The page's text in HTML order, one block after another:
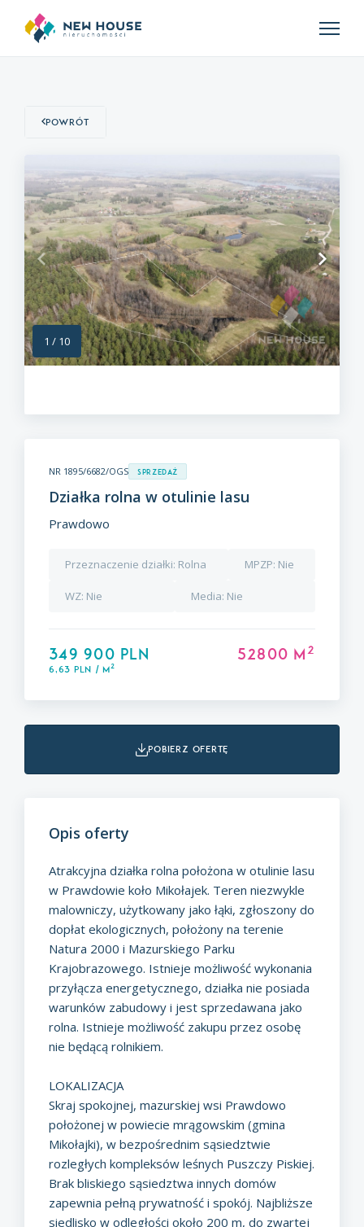
Powrót
1 / 10
NR 1895/6682/OGS Sprzedaż
Działka rolna w otulinie lasu
Prawdowo
Przeznaczenie działki: Rolna MPZP: Nie
WZ: Nie Media: Nie
349 900 PLN
6,63 PLN / m2
52800 m 2
pobierz ofertę
Opis oferty
Atrakcyjna działka rolna położona w otulinie lasu
w Prawdowie koło Mikołajek. Teren niezwykle
malowniczy, użytkowany jako łąki, zgłoszony do
dopłat ekologicznych, położony na terenie
Natura 2000 i Mazurskiego Parku
Krajobrazowego. Istnieje możliwość wykonania
przyłącza energetycznego, działka nie posiada
warunków zabudowy i jest sprzedawana jako
rolna. Istnieje możliwość zakupu przez osobę
nie będącą rolnikiem.
LOKALIZACJA
Skraj spokojnej, mazurskiej wsi Prawdowo
położonej w powiecie mrągowskim (gmina
Mikołajki), w bezpośrednim sąsiedztwie
rozległych kompleksów leśnych Puszczy Piskiej.
Brak bliskiego sąsiedztwa innych domów
zapewnia pełną prywatność i spokój. Najbliższe
siedlisko w odległości około 200 m, do zwartej